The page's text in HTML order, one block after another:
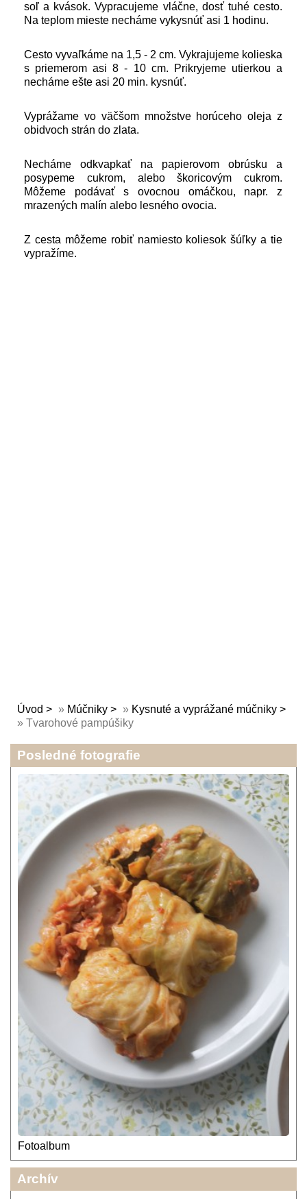
soľ a kvások. Vypracujeme vláčne, dosť tuhé cesto.
Na teplom mieste necháme vykysnúť asi 1 hodinu.
Cesto vyvaľkáme na 1,5 - 2 cm. Vykrajujeme kolieska
s priemerom asi 8 - 10 cm. Prikryjeme utierkou a
necháme ešte asi 20 min. kysnúť.
Vyprážame vo väčšom množstve horúceho oleja z
obidvoch strán do zlata.
Necháme odkvapkať na papierovom obrúsku a
posypeme cukrom, alebo škoricovým cukrom.
Môžeme podávať s ovocnou omáčkou, napr. z
mrazených malín alebo lesného ovocia.
Z cesta môžeme robiť namiesto koliesok šúľky a tie
vypražíme.
Úvod » Múčniky » Kysnuté a vyprážané múčniky
» Tvarohové pampúšiky
Posledné fotografie
Fotoalbum
Archív